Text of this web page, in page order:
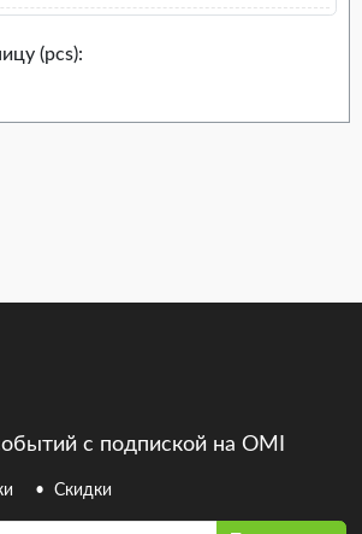
(pcs):
с подпиской на OMI
Скидки